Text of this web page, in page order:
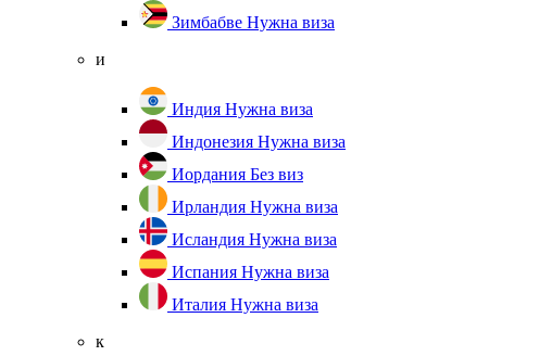
Зимбабве Нужна виза
и
Индия Нужна виза
Индонезия Нужна виза
Иордания Без виз
Ирландия Нужна виза
Исландия Нужна виза
Испания Нужна виза
Италия Нужна виза
к